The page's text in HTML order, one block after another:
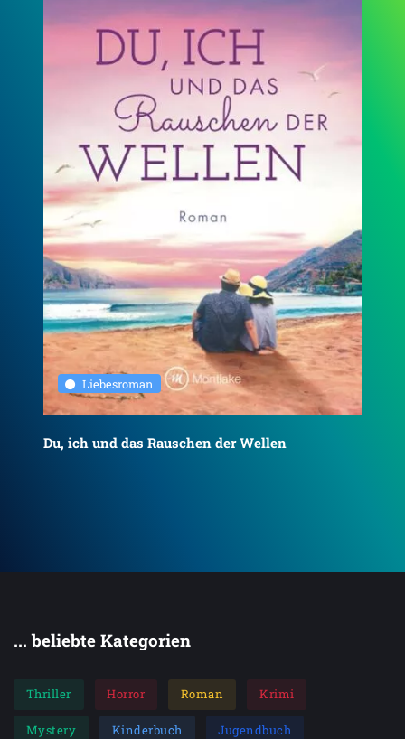
Liebesroman
Du, ich und das Rauschen der Wellen
... beliebte Kategorien
Thriller Horror Roman Krimi
Mystery Kinderbuch Jugendbuch